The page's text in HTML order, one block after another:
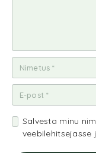
Salvesta minu